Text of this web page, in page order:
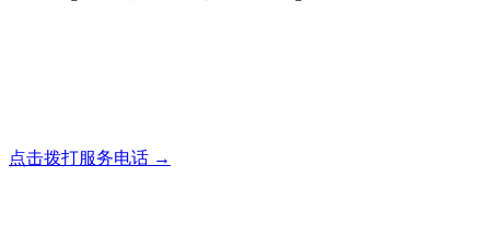
点击拨打服务电话 →